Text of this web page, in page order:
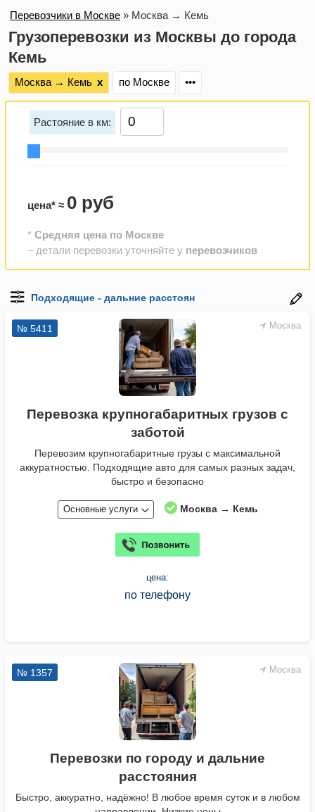
Перевозчики в Москве » Москва → Кемь
Грузоперевозки из Москвы до города
Кемь
Москва → Кемь х по Москве •••
Растояние в км:
цена* ≈ 0 руб
* Средняя цена по Москве
– детали перевозки уточняйте у перевозчиков
Москва
№ 5411
Перевозка крупногабаритных грузов с
заботой
Перевозим крупногабаритные грузы с максимальной
аккуратностью. Подходящие авто для самых разных задач,
быстро и безопасно
Основные услуги Москва → Кемь
цена:
по телефону
Москва
№ 1357
Перевозки по городу и дальние
расстояния
Быстро, аккуратно, надёжно! В любое время суток и в любом